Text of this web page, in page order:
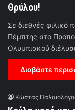
Θρύλου!
Σε διεθνές φιλικό
Πέμπτης στο
Ολυμπιακού
Διαβάστε
Κώστας